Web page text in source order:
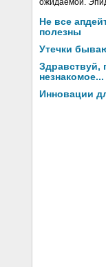
ожидаемой.
Не все
полезны
Утечки
Здравствуй,
незнакомое...
Инновации